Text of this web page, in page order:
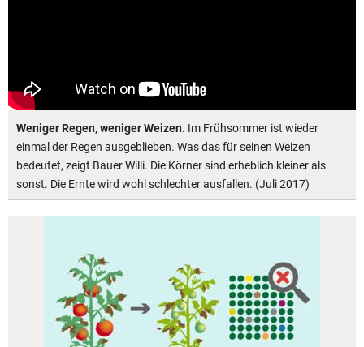
Weniger Regen, weniger Weizen. Im Frühsommer ist wieder
einmal der Regen ausgeblieben. Was das für seinen Weizen
bedeutet, zeigt Bauer Willi. Die Körner sind erheblich kleiner als
sonst. Die Ernte wird wohl schlechter ausfallen. (Juli 2017)